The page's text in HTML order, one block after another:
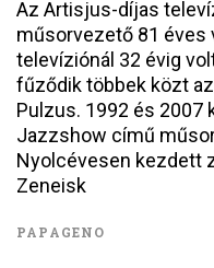
Az Artisjus-díjas
műsorvezető 81 éves
televíziónál 32 évig
fűződik többek közt
Pulzus. 1992 és 2007
Jazzshow című
Nyolcévesen kezdett
Zeneisk
PAPAGENO